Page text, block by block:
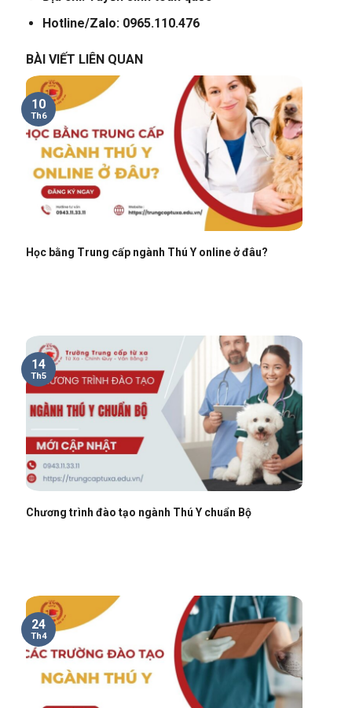
Hotline/Zalo: 0965.110.476
BÀI VIẾT LIÊN QUAN
Học bằng Trung cấp ngành Thú Y online ở đâu?
10
Th6
Chương trình đào tạo ngành Thú Y chuẩn Bộ
14
Th5
24
Th4